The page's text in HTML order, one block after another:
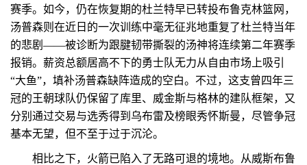
赛季。如今，仍在恢复期的杜兰特早已转投布鲁克林篮网，
汤普森则在近日的一次训练中毫无征兆地重复了杜兰特当年
的悲剧——被诊断为跟腱韧带撕裂的汤神将连续第二年赛季
报销。薪资总额居高不下的勇士队无力从自由市场上吸引
“大鱼”，填补汤普森缺阵造成的空白。不过，这支曾四年三
冠的王朝球队仍保留了库里、威金斯与格林的建队框架，又
分别通过交易与选秀得到乌布雷及榜眼秀怀斯曼，尽管争冠
基本无望，但不至于过于沉沦。
相比之下，火箭已陷入了无路可退的境地。从威斯布鲁